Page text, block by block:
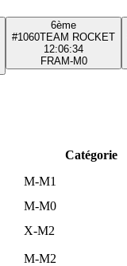
6ème
#1060TEAM ROCKET
12:06:34
FRAM-M0
Catégorie
M-M1
M-M0
X-M2
M-M2